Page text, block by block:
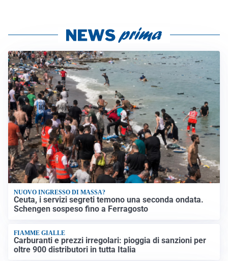
NUOVO INGRESSO DI MASSA?
Ceuta, i servizi segreti temono una seconda ondata.
Schengen sospeso fino a Ferragosto
FIAMME GIALLE
Carburanti e prezzi irregolari: pioggia di sanzioni per
oltre 900 distributori in tutta Italia